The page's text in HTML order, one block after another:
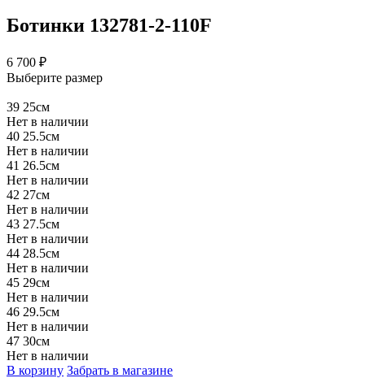
Ботинки 132781-2-110F
6 700 ₽
Выберите размер
39 25см
Нет в наличии
40 25.5см
Нет в наличии
41 26.5см
Нет в наличии
42 27см
Нет в наличии
43 27.5см
Нет в наличии
44 28.5см
Нет в наличии
45 29см
Нет в наличии
46 29.5см
Нет в наличии
47 30см
Нет в наличии
В корзину Забрать в магазине